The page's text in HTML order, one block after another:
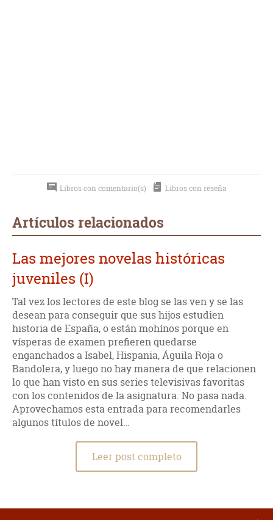
Libros con comentario(s) Libros con reseña
Artículos relacionados
Las mejores novelas históricas
juveniles (I)
Tal vez los lectores de este blog se las ven y se las
desean para conseguir que sus hijos estudien
historia de España, o están mohínos porque en
vísperas de examen prefieren quedarse
enganchados a Isabel, Hispania, Águila Roja o
Bandolera, y luego no hay manera de que relacionen
lo que han visto en sus series televisivas favoritas
con los contenidos de la asignatura. No pasa nada.
Aprovechamos esta entrada para recomendarles
algunos títulos de novel…
Leer post completo